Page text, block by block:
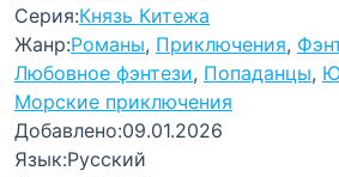
Серия:Князь Китежа
Жанр:Романы, Приключения,
Любовное фэнтези, Попаданцы,
Морские приключения
Добавлено:09.01.2026
Язык:Русский